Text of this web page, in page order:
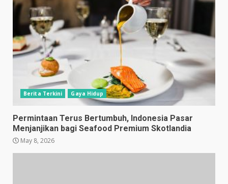
Berita Terkini Gaya Hidup
Permintaan Terus Bertumbuh, Indonesia Pasar
Menjanjikan bagi Seafood Premium Skotlandia
May 8, 2026